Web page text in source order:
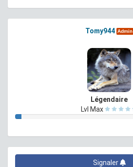
Tomy944 Admin
Légendaire
Lvl Max
Signaler